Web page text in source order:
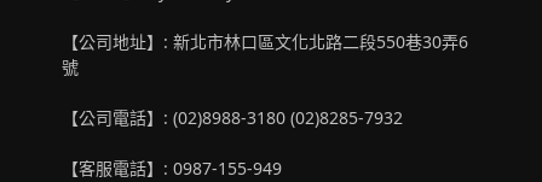
【公司地址】: 新北市林口區文化北路二段550巷30弄6
號
【公司電話】: (02)8988-3180 (02)8285-7932
【客服電話】: 0987-155-949